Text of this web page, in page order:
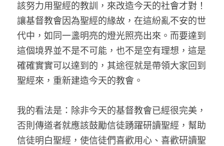
該努力用聖經的教訓，來改造今天的社會才對！
讓基督教會因為聖經的緣故，在這紛亂不安的世
代中，如同一盞明亮的燈光照亮出來。而要達到
這個境界並不是不可能，也不是空有理想，這是
確確實實可以達到的，其途徑就是帶領大家回到
聖經來，重新建造今天的教會。
我的看法是：除非今天的基督教會已經很完美，
否則傳道者就應該鼓勵信徒踴躍研讀聖經，幫助
信徒明白聖經，使信徒們喜歡用心、喜歡研讀聖